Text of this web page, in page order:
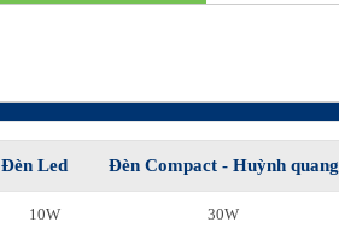
Đèn Led Đèn Compact - Huỳnh quang
10W 30W